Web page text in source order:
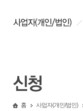
홈 사업자(개인/법인)